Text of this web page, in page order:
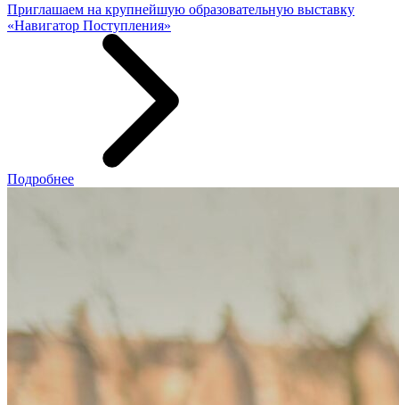
Приглашаем на крупнейшую образовательную выставку
«Навигатор Поступления»
Подробнее